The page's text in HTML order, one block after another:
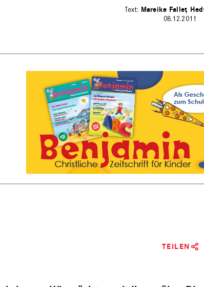
Mareike Fallet
08.12.2011
TEILEN